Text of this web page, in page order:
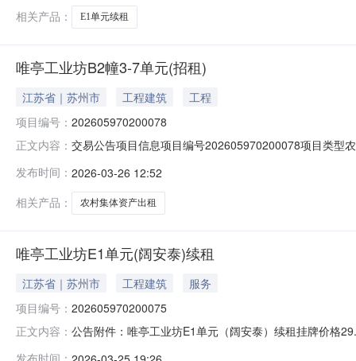
相关产品：
E1单元续租
唯亭工业坊B2幢3-7单元(招租)
江苏省｜苏州市 工程建筑
工程
项目编号： 202605970200078
正文内容： 交易公告项目信息项目编号202605970200078项目类型
（KVA）配套设备报名信息报名时间2026-03-25至
发布时间： 2026-03-26 12:52
相关产品：
农村集体资产出租
唯亭工业坊E1单元(阔安泰)续租
江苏省｜苏州市 工程建筑
服务
项目编号： 202605970200075
正文内容： 公告附件：唯亭工业坊E1单元（阔安泰）续租挂牌价格